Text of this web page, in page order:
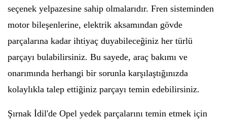
seçenek yelpazesine sahip olmalarıdır. Fren sisteminden
motor bileşenlerine, elektrik aksamından gövde
parçalarına kadar ihtiyaç duyabileceğiniz her türlü
parçayı bulabilirsiniz. Bu sayede, araç bakımı ve
onarımında herhangi bir sorunla karşılaştığınızda
kolaylıkla talep ettiğiniz parçayı temin edebilirsiniz.
Şırnak İdil'de Opel yedek parçalarını temin etmek için